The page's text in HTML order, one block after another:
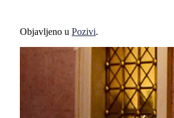
Objavljeno u Pozivi.